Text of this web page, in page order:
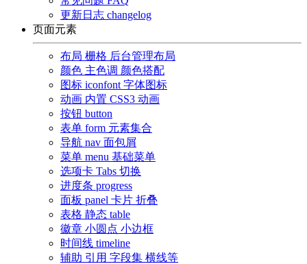
更新日志 changelog
页面元素
布局 栅格 后台管理布局
颜色 主色调 颜色搭配
图标 iconfont 字体图标
动画 内置 CSS3 动画
按钮 button
表单 form 元素集合
导航 nav 面包屑
菜单 menu 基础菜单
选项卡 Tabs 切换
进度条 progress
面板 panel 卡片 折叠
表格 静态 table
徽章 小圆点 小边框
时间线 timeline
辅助 引用 字段集 横线等